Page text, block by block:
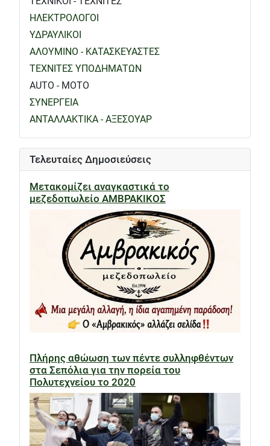
ΗΛΕΚΤΡΟΛΟΓΟΙ
ΥΔΡΑΥΛΙΚΟΙ
ΑΛΟΥΜΙΝΟ - ΚΑΤΑΣΚΕΥΑΣΤΕΣ
ΤΕΧΝΙΤΕΣ ΥΠΟΔΗΜΑΤΩΝ
AUTO - MOTO
ΣΥΝΕΡΓΕΙΑ
ΑΝΤΑΛΛΑΚΤΙΚΑ - ΑΞΕΣΟΥΑΡ
Τελευταίες Δημοσιεύσεις
Μετακομίζει αναγκαστικά το
μεζεδοπωλείο ΑΜΒΡΑΚΙΚΟΣ
Πλήρης αθώωση των πέντε συλληφθέντων
στα Σεπόλια για την πορεία του
Πολυτεχνείου το 2020